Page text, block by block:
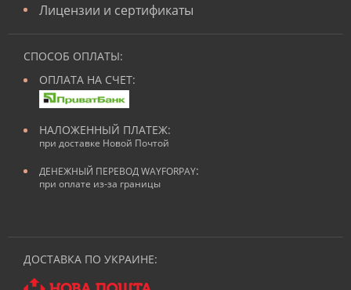
Лицензии и сертификаты
СПОСОБ ОПЛАТЫ:
ОПЛАТА НА СЧЕТ:
НАЛОЖЕННЫЙ ПЛАТЕЖ:
при доставке Новой Почтой
ДЕНЕЖНЫЙ ПЕРЕВОД WAYFORPAY:
при оплате из-за границы
ДОСТАВКА ПО УКРАИНЕ: